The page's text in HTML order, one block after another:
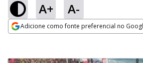
A+ A-
Adicione como fonte preferencial no